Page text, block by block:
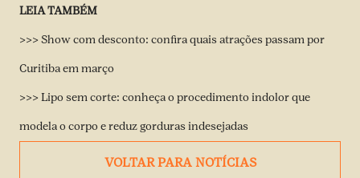
LEIA TAMBÉM
>>> Show com desconto: confira quais atrações passam por
Curitiba em março
>>> Lipo sem corte: conheça o procedimento indolor que
modela o corpo e reduz gorduras indesejadas
VOLTAR PARA NOTÍCIAS